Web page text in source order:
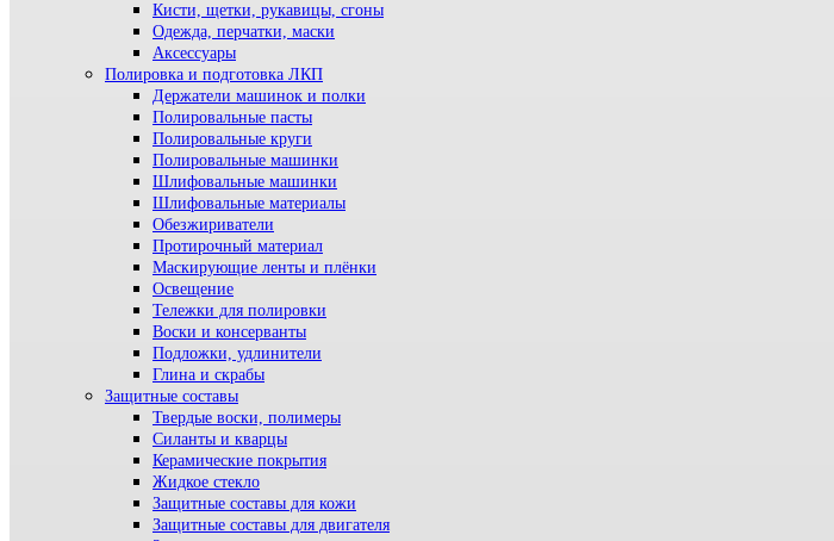
Кисти, щетки, рукавицы, сгоны
Одежда, перчатки, маски
Аксессуары
Полировка и подготовка ЛКП
Держатели машинок и полки
Полировальные пасты
Полировальные круги
Полировальные машинки
Шлифовальные машинки
Шлифовальные материалы
Обезжириватели
Протирочный материал
Маскирующие ленты и плёнки
Освещение
Тележки для полировки
Воски и консерванты
Подложки, удлинители
Глина и скрабы
Защитные составы
Твердые воски, полимеры
Силанты и кварцы
Керамические покрытия
Жидкое стекло
Защитные составы для кожи
Защитные составы для двигателя